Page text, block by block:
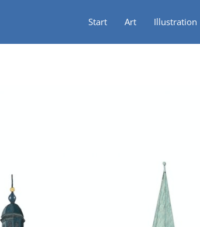
Start Art Illustration